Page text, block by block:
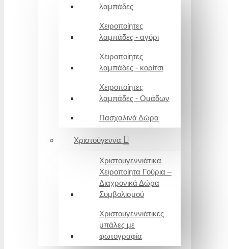
λαμπάδες
Χειροποίητες
λαμπάδες - αγόρι
Χειροποίητες
λαμπάδες - κορίτσι
Χειροποίητες
λαμπάδες - Ομάδων
Πασχαλινά Δώρα
Χριστούγεννα
Χριστουγεννιάτικα
Χειροποίητα Γούρια –
Διαχρονικά Δώρα
Συμβολισμού
Χριστουγεννιάτικες
μπάλες με
φωτογραφία